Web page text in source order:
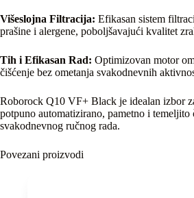
Višeslojna Filtracija: Efikasan sistem
prašine i alergene, poboljšavajući kvalitet
Tih i Efikasan Rad: Optimizovan motor
čišćenje bez ometanja svakodnevnih
Roborock Q10 VF+ Black je idealan izbor
potpuno automatizirano, pametno i temeljito
svakodnevnog ručnog rada.
Povezani proizvodi